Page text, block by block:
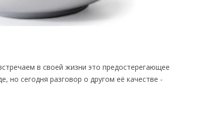
в своей жизни это предостерегающее
но сегодня разговор о другом её качестве -